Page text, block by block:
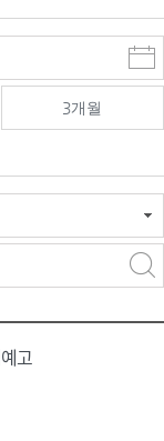
종
료
선
3개월
고